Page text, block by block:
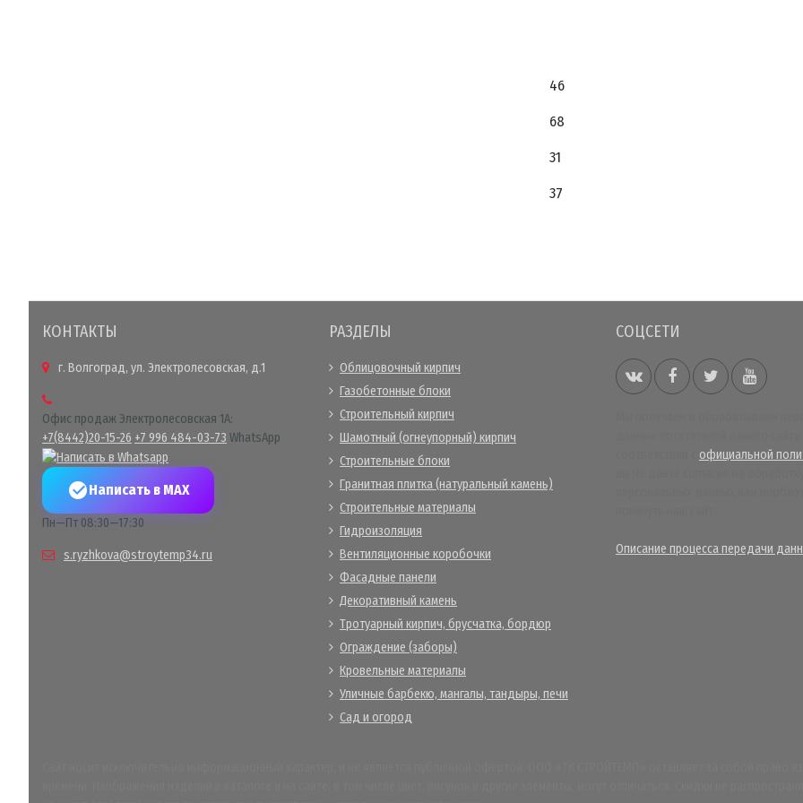
46
68
31
37
КОНТАКТЫ
г. Волгоград, ул. Электролесовская, д.1
Офис продаж Электролесовская 1А:
+7(8442)20-15-26 +7 996 484-03-73 WhatsApp
Написать в MAX
Пн—Пт 08:30—17:30
s.ryzhkova@stroytemp34.ru
РАЗДЕЛЫ
Облицовочный кирпич
Газобетонные блоки
Строительный кирпич
Шамотный (огнеупорный) кирпич
Строительные блоки
Гранитная плитка (натуральный камень)
Строительные материалы
Гидроизоляция
Вентиляционные коробочки
Фасадные панели
Декоративный камень
Тротуарный кирпич, брусчатка, бордюр
Ограждение (заборы)
Кровельные материалы
Уличные барбекю, мангалы, тандыры, печи
Сад и огород
СОЦСЕТИ
официальной
Описание процесса передачи